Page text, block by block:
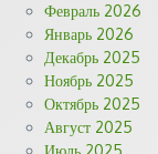
Февраль 2026
Январь 2026
Декабрь 2025
Ноябрь 2025
Октябрь 2025
Август 2025